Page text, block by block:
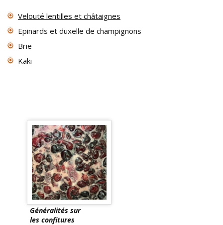
Velouté lentilles et châtaignes
Epinards et duxelle de champignons
Brie
Kaki
Généralités sur
les confitures